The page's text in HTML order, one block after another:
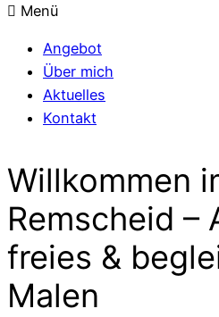
Menü
Angebot
Über mich
Aktuelles
Kontakt
Willkommen
Remscheid –
freies &
Malen